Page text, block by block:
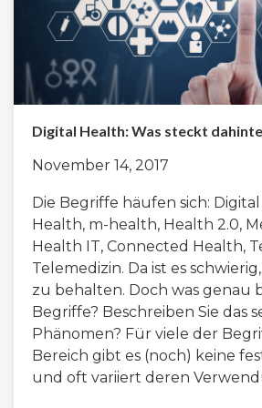
Digital Health: Was steckt
November 14, 2017
Die Begriffe häufen sich:
Health, m-health, Health 2.0,
Health IT, Connected Health,
Telemedizin. Da ist es
zu behalten. Doch was genau
Begriffe? Beschreiben Sie das
Phänomen? Für viele der
Bereich gibt es (noch) keine
und oft variiert deren